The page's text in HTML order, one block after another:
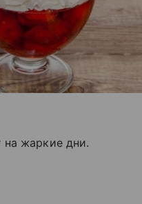
жаркие дни.